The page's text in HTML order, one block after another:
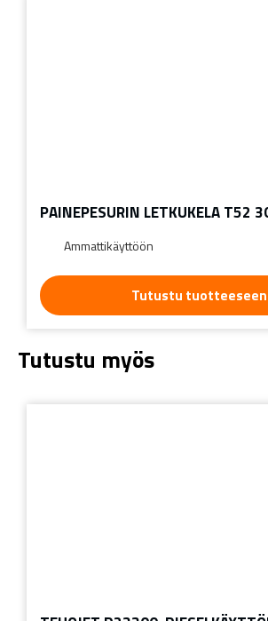
PAINEPESURIN LETKUKELA T52
Ammattikäyttöön
Tutustu tuotteeseen
Tutustu myös